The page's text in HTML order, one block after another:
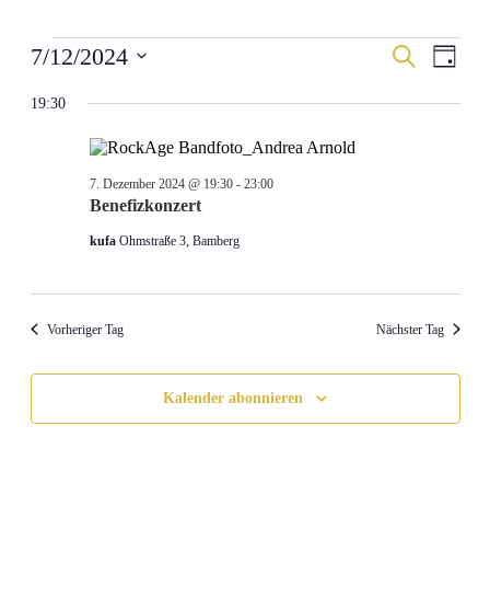
Veranstaltungen
7.
Dezember
und
Suche
Tag
7/12/2024
wählen.
19:30
Benefizkonzert
7. Dezember 2024 @ 19:30- 23:00
kufa Ohmstraße 3, Bamberg
Vorheriger Tag Nächster Tag
Kalender abonnieren